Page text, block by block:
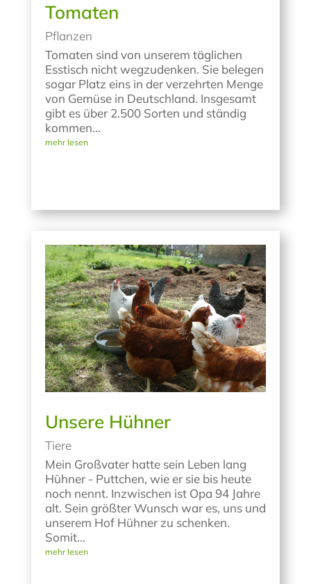
Tomaten
Pflanzen
Tomaten sind von unserem täglichen
Esstisch nicht wegzudenken. Sie belegen
sogar Platz eins in der verzehrten Menge
von Gemüse in Deutschland. Insgesamt
gibt es über 2.500 Sorten und ständig
kommen...
mehr lesen
Unsere Hühner
Tiere
Mein Großvater hatte sein Leben lang
Hühner - Puttchen, wie er sie bis heute
noch nennt. Inzwischen ist Opa 94 Jahre
alt. Sein größter Wunsch war es, uns und
unserem Hof Hühner zu schenken.
Somit...
mehr lesen